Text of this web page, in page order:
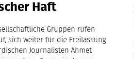
Haft
Gruppen rufen
sich weiter für die Freilassung
Journalisten Ahmet